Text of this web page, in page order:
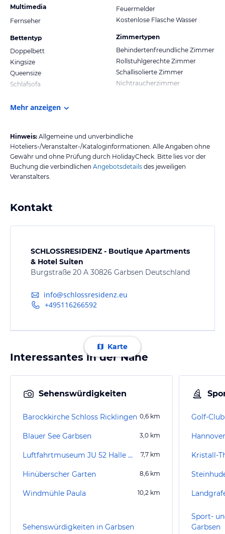
Multimedia
Fernseher
Bettentyp
Doppelbett
Kingsize
Queensize
Schlafsofa
Feuermelder
Kostenlose Flasche Wasser
Zimmertypen
Behindertenfreundliche Zimmer
Rollstuhlgerechte Zimmer
Schallisolierte Zimmer
Nichtraucherzimmer
Mehr anzeigen
Hinweis: Allgemeine und unverbindliche
Hoteliers-/Veranstalter-/Kataloginformationen. Alle Angaben ohne
Gewähr und ohne Prüfung durch HolidayCheck. Bitte lies vor der
Buchung die verbindlichen Angebotsdetails des jeweiligen
Veranstalters.
Kontakt
SCHLOSSRESIDENZ - Boutique Apartments
& Hotel Suiten
Burgstraße 20 A 30826 Garbsen Deutschland
info@schlossresidenz.eu
+495116266592
Karte
Interessantes in der Nähe
Sehenswürdigkeiten
Barockkirche Schloss Ricklingen 0,6 km
Blauer See Garbsen 3,0 km
Luftfahrtmuseum JU 52 Halle Wunstorf 7,7 km
Hinüberscher Garten 8,6 km
Windmühle Paula 10,2 km
Sehenswürdigkeiten in Garbsen
Golf-
Kristall-
Sport-
Garbsen